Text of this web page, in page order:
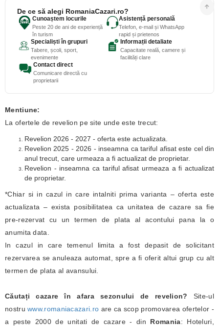
De ce să alegi RomaniaCazari.ro?
Cunoaștem locurile
Peste 20 de ani de experiență
în turism
Asistență personală
Telefon, e-mail și WhatsApp
rapid și prietenos
Specialiști în grupuri
Tabere, școli, sport,
evenimente
Informații detaliate
Capacitate reală, camere și
facilități clare
Contact direct
Comunicare directă cu
proprietarii
Mentiune:
La ofertele de revelion pe site unde este trecut:
Revelion 2026 - 2027 - oferta este actualizata.
Revelion 2025 - 2026 - inseamna ca tariful afisat este cel din
anul trecut, care urmeaza a fi actualizat de proprietar.
Revelion - inseamna ca tariful afisat urmeaza a fi actualizat
de proprietar.
*Chiar si in cazul in care intalniti prima varianta – oferta este
actualizata – exista posibilitatea ca unitatea de cazare sa fie
pre-rezervat cu un termen de plata al acontului pana la o
anumita data.
In cazul in care temenul limita a fost depasit de solicitant
rezervarea se anuleaza automat, spre a fi oferit altui grup cu alt
termen de plata al avansului.
Căutați cazare în afara sezonului de revelion? Site-ul
nostruwww.romaniacazari.ro are ca scop promovarea ofertelor -
a peste 2000 de unitati de cazare - din Romania: Hoteluri,